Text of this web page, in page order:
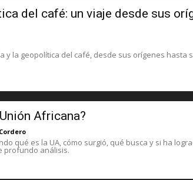
del café: un viaje desde sus
y la geopolítica del café, desde sus orígenes hasta
Africana?
qué es la UA, cómo surgió, qué busca y si ha
profundo análisis.